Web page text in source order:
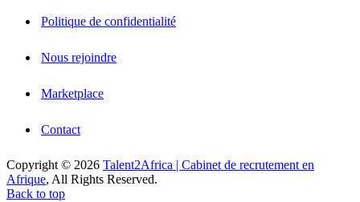
Politique de confidentialité
Nous rejoindre
Marketplace
Contact
Copyright © 2026 Talent2Africa | Cabinet de recrutement en
Afrique, All Rights Reserved.
Back to top